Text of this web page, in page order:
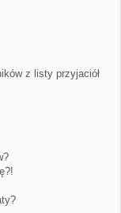
z listy przyjaciół